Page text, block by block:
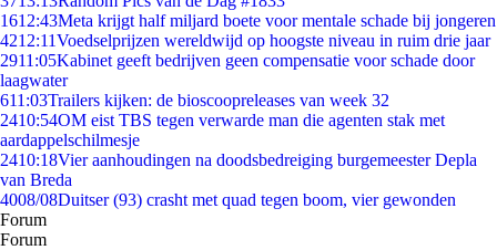
1612:43Meta krijgt half miljard boete voor mentale schade bij jongeren
4212:11Voedselprijzen wereldwijd op hoogste niveau in ruim drie jaar
2911:05Kabinet geeft bedrijven geen compensatie voor schade door
laagwater
611:03Trailers kijken: de bioscoopreleases van week 32
2410:54OM eist TBS tegen verwarde man die agenten stak met
aardappelschilmesje
2410:18Vier aanhoudingen na doodsbedreiging burgemeester Depla
van Breda
4008/08Duitser (93) crasht met quad tegen boom, vier gewonden
Forum
Forum